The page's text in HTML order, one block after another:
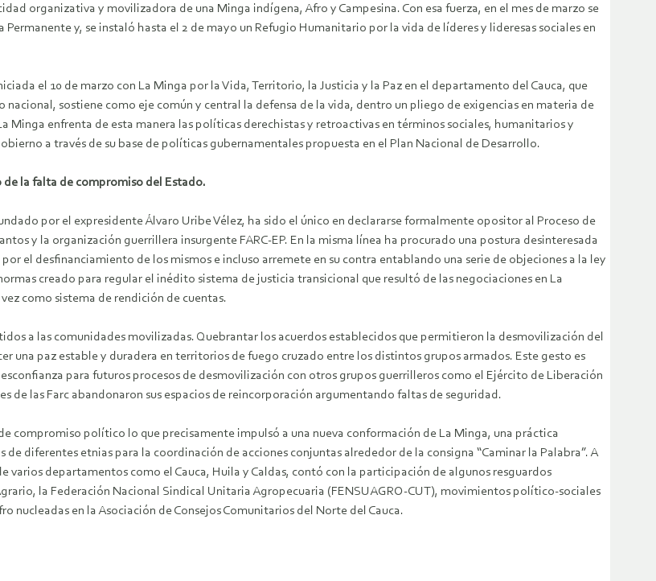
organizativa y movilizadora de una Minga indígena, Afro y Campesina. Con esa fuerza, en el mes de marzo se
Permanente y, se instaló hasta el 2 de mayo un Refugio Humanitario por la vida de líderes y lideresas sociales en
el 10 de marzo con La Minga por la Vida, Territorio, la Justicia y la Paz en el departamento del Cauca, que
sostiene como eje común y central la defensa de la vida, dentro un pliego de exigencias en materia de
Minga enfrenta de esta manera las políticas derechistas y retroactivas en términos sociales, humanitarios y
a través de su base de políticas gubernamentales propuesta en el Plan Nacional de Desarrollo.
de la falta de compromiso del Estado.
por el expresidente Álvaro Uribe Vélez, ha sido el único en declararse formalmente opositor al Proceso de
y la organización guerrillera insurgente FARC-EP. En la misma línea ha procurado una postura desinteresada
el desfinanciamiento de los mismos e incluso arremete en su contra entablando una serie de objeciones a la ley
creado para regular el inédito sistema de justicia transicional que resultó de las negociaciones en La
como sistema de rendición de cuentas.
a las comunidades movilizadas. Quebrantar los acuerdos establecidos que permitieron la desmovilización del
una paz estable y duradera en territorios de fuego cruzado entre los distintos grupos armados. Este gesto es
para futuros procesos de desmovilización con otros grupos guerrilleros como el Ejército de Liberación
de las Farc abandonaron sus espacios de reincorporación argumentando faltas de seguridad.
compromiso político lo que precisamente impulsó a una nueva conformación de La Minga, una práctica
diferentes etnias para la coordinación de acciones conjuntas alrededor de la consigna “Caminar la Palabra”. A
varios departamentos como el Cauca, Huila y Caldas, contó con la participación de algunos resguardos
la Federación Nacional Sindical Unitaria Agropecuaria (FENSUAGRO-CUT), movimientos político-sociales
nucleadas en la Asociación de Consejos Comunitarios del Norte del Cauca.